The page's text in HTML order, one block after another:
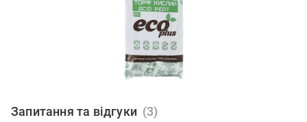
Запитання та відгуки